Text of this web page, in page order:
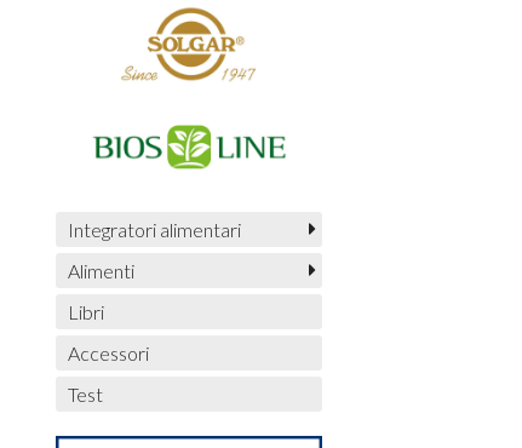
Integratori alimentari
Alimenti
Libri
Accessori
Test